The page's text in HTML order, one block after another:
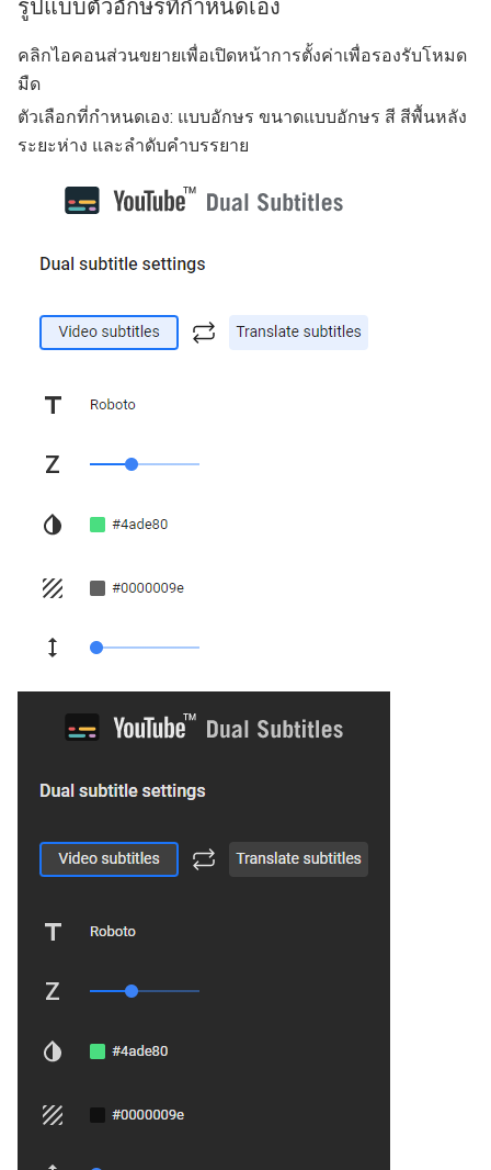
รูปแบบตัวอักษรที่กำหนดเอง
คลิกไอคอนส่วนขยายเพื่อเปิดหน้าการตั้งค่าเพื่อรองรับโหมด
มืด
ตัวเลือกที่กำหนดเอง: แบบอักษร ขนาดแบบอักษร สี สีพื้นหลัง
ระยะห่าง และลำดับคำบรรยาย